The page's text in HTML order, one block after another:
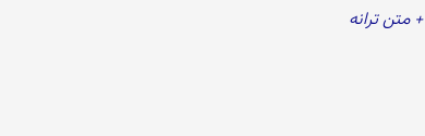
+ متن ترانه